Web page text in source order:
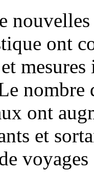
ont
nombre
ont
et